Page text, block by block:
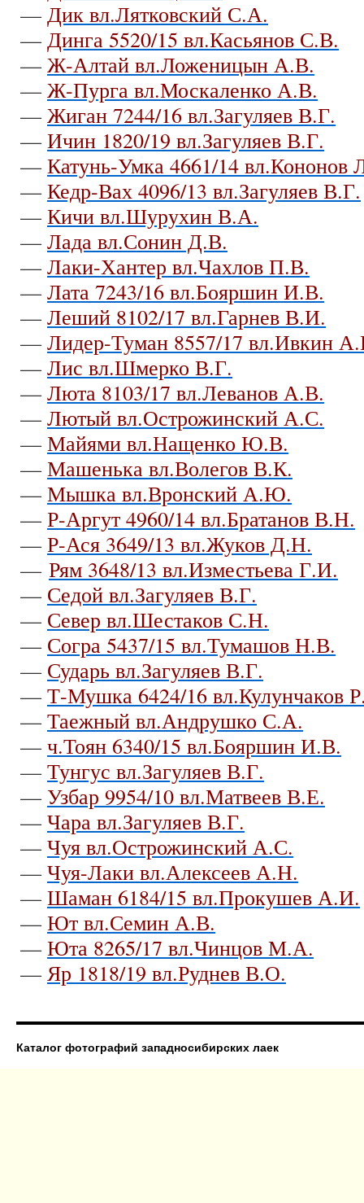
— Дик вл.Лятковский С.А.
— Динга 5520/15 вл.Касьянов С.В.
— Ж-Алтай вл.Ложеницын А.В.
— Ж-Пурга вл.Москаленко А.В.
— Жиган 7244/16 вл.Загуляев В.Г.
— Ичин 1820/19 вл.Загуляев В.Г.
— Катунь-Умка 4661/14 вл.Кононов
— Кедр-Вах 4096/13 вл.Загуляев В.Г.
— Кичи вл.Шурухин В.А.
— Лада вл.Сонин Д.В.
— Лаки-Хантер вл.Чахлов П.В.
— Лата 7243/16 вл.Бояршин И.В.
— Леший 8102/17 вл.Гарнев В.И.
— Лидер-Туман 8557/17 вл.Ивкин
— Лис вл.Шмерко В.Г.
— Люта 8103/17 вл.Леванов А.В.
— Лютый вл.Острожинский А.С.
— Майями вл.Нащенко Ю.В.
— Машенька вл.Волегов В.К.
— Мышка вл.Вронский А.Ю.
— Р-Аргут 4960/14 вл.Братанов В.Н.
— Р-Ася 3649/13 вл.Жуков Д.Н.
— Рям 3648/13 вл.Изместьева Г.И.
— Седой вл.Загуляев В.Г.
— Север вл.Шестаков С.Н.
— Согра 5437/15 вл.Тумашов Н.В.
— Сударь вл.Загуляев В.Г.
— Т-Мушка 6424/16 вл.Кулунчаков
— Таежный вл.Андрушко С.А.
— ч.Тоян 6340/15 вл.Бояршин И.В.
— Тунгус вл.Загуляев В.Г.
— Узбар 9954/10 вл.Матвеев В.Е.
— Чара вл.Загуляев В.Г.
— Чуя вл.Острожинский А.С.
— Чуя-Лаки вл.Алексеев А.Н.
— Шаман 6184/15 вл.Прокушев А.И.
— Ют вл.Семин А.В.
— Юта 8265/17 вл.Чинцов М.А.
— Яр 1818/19 вл.Руднев В.О.
Каталог фотографий западносибирских лаек